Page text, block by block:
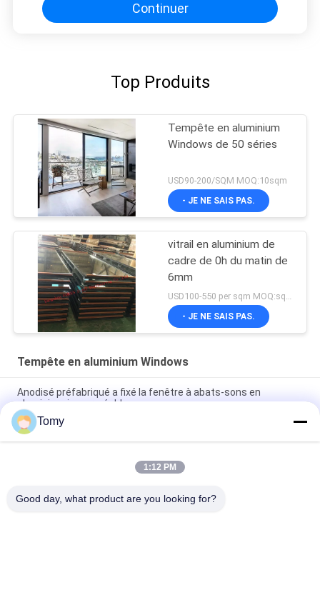
Continuer
Top Produits
Tempête en aluminium
Windows de 50 séries
USD90-200/SQM MOQ:10sqm
- JE NE SAIS PAS.
vitrail en aluminium de
cadre de 0h du matin de
6mm
USD100-550 per sqm MOQ:sqm 300
- JE NE SAIS PAS.
Tempête en aluminium Windows
Anodisé préfabriqué a fixé la fenêtre à abats-sons en
aluminium imperméable
Tissu pour rideaux en aluminium imperméable réglable de la
fenêtre UPVC d'auvent de vinyle d'intérieur
Auvent en aluminium protégeant du vent Windows de jalousie
Tomy
1:12 PM
Good day, what product are you looking for?